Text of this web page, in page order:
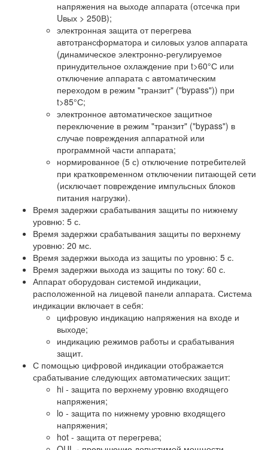
напряжения на выходе аппарата (отсечка при
Uвых > 250В);
электронная защита от перегрева
автотрансформатора и силовых узлов аппарата
(динамическое электронно-регулируемое
принудительное охлаждение при t>60°С или
отключение аппарата с автоматическим
переходом в режим "транзит" ("bypass")) при
t>85°С;
электронное автоматическое защитное
переключение в режим "транзит" ("bypass") в
случае повреждения аппаратной или
программной части аппарата;
нормированное (5 с) отключение потребителей
при кратковременном отключении питающей сети
(исключает повреждение импульсных блоков
питания нагрузки).
Время задержки срабатывания защиты по нижнему
уровню: 5 с.
Время задержки срабатывания защиты по верхнему
уровню: 20 мс.
Время задержки выхода из защиты по уровню: 5 с.
Время задержки выхода из защиты по току: 60 с.
Аппарат оборудован системой индикации,
расположенной на лицевой панели аппарата. Система
индикации включает в себя:
цифровую индикацию напряжения на входе и
выходе;
индикацию режимов работы и срабатывания
защит.
С помощью цифровой индикации отображается
срабатывание следующих автоматических защит:
hi - защита по верхнему уровню входящего
напряжения;
lo - защита по нижнему уровню входящего
напряжения;
hot - защита от перегрева;